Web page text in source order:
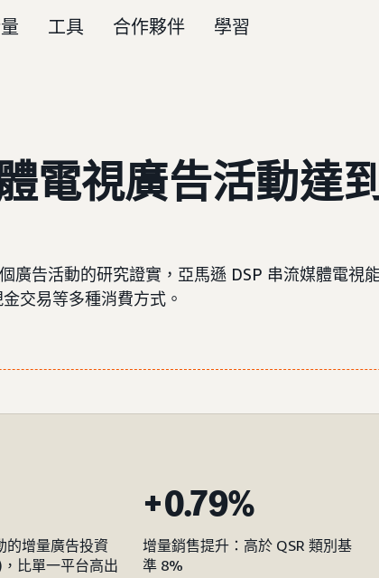
工具 合作夥伴 學習
電視廣告活動達
廣告活動的研究證實，亞馬遜 DSP 串流媒體電視
交易等多種消費方式。
的增量廣告投資
比單一平台高出
+0.79%
增量銷售提升：高於 QSR 類別基
準 8%